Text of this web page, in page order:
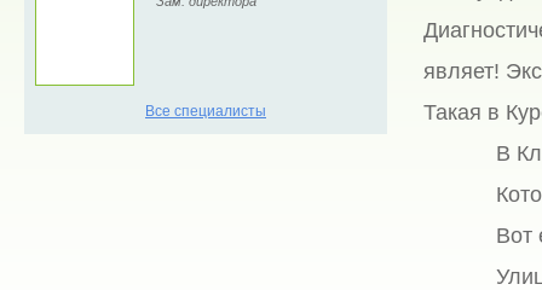
Все специалисты
являет!
Такая в
В
Вот её
Улица